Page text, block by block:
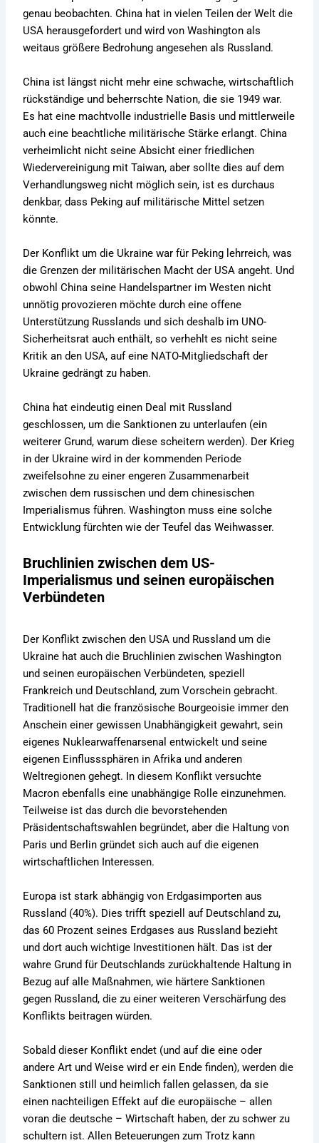
genau beobachten. China hat in vielen Teilen der Welt die
USA herausgefordert und wird von Washington als
weitaus größere Bedrohung angesehen als Russland.
China ist längst nicht mehr eine schwache, wirtschaftlich
rückständige und beherrschte Nation, die sie 1949 war.
Es hat eine machtvolle industrielle Basis und mittlerweile
auch eine beachtliche militärische Stärke erlangt. China
verheimlicht nicht seine Absicht einer friedlichen
Wiedervereinigung mit Taiwan, aber sollte dies auf dem
Verhandlungsweg nicht möglich sein, ist es durchaus
denkbar, dass Peking auf militärische Mittel setzen
könnte.
Der Konflikt um die Ukraine war für Peking lehrreich, was
die Grenzen der militärischen Macht der USA angeht. Und
obwohl China seine Handelspartner im Westen nicht
unnötig provozieren möchte durch eine offene
Unterstützung Russlands und sich deshalb im UNO-
Sicherheitsrat auch enthält, so verhehlt es nicht seine
Kritik an den USA, auf eine NATO-Mitgliedschaft der
Ukraine gedrängt zu haben.
China hat eindeutig einen Deal mit Russland
geschlossen, um die Sanktionen zu unterlaufen (ein
weiterer Grund, warum diese scheitern werden). Der Krieg
in der Ukraine wird in der kommenden Periode
zweifelsohne zu einer engeren Zusammenarbeit
zwischen dem russischen und dem chinesischen
Imperialismus führen. Washington muss eine solche
Entwicklung fürchten wie der Teufel das Weihwasser.
Bruchlinien zwischen dem US-
Imperialismus und seinen europäischen
Verbündeten
Der Konflikt zwischen den USA und Russland um die
Ukraine hat auch die Bruchlinien zwischen Washington
und seinen europäischen Verbündeten, speziell
Frankreich und Deutschland, zum Vorschein gebracht.
Traditionell hat die französische Bourgeoisie immer den
Anschein einer gewissen Unabhängigkeit gewahrt, sein
eigenes Nuklearwaffenarsenal entwickelt und seine
eigenen Einflusssphären in Afrika und anderen
Weltregionen gehegt. In diesem Konflikt versuchte
Macron ebenfalls eine unabhängige Rolle einzunehmen.
Teilweise ist das durch die bevorstehenden
Präsidentschaftswahlen begründet, aber die Haltung von
Paris und Berlin gründet sich auch auf die eigenen
wirtschaftlichen Interessen.
Europa ist stark abhängig von Erdgasimporten aus
Russland (40%). Dies trifft speziell auf Deutschland zu,
das 60 Prozent seines Erdgases aus Russland bezieht
und dort auch wichtige Investitionen hält. Das ist der
wahre Grund für Deutschlands zurückhaltende Haltung in
Bezug auf alle Maßnahmen, wie härtere Sanktionen
gegen Russland, die zu einer weiteren Verschärfung des
Konflikts beitragen würden.
Sobald dieser Konflikt endet (und auf die eine oder
andere Art und Weise wird er ein Ende finden), werden die
Sanktionen still und heimlich fallen gelassen, da sie
einen nachteiligen Effekt auf die europäische – allen
voran die deutsche – Wirtschaft haben, der zu schwer zu
schultern ist. Allen Beteuerungen zum Trotz kann